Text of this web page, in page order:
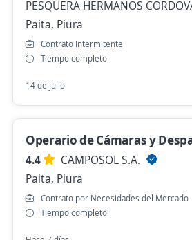
Piura, Piura
Hace 3 horas
Nuevas ofertas de empleo
Operador/a Asesor/a call center
PESQUERA HERMANOS
Paita, Piura
Contrato Intermitente
Tiempo completo
14 de julio
Operario de Cámaras y
4.4
CAMPOSOL S.A.
Paita, Piura
Contrato por Necesidades del Mercado
Tiempo completo